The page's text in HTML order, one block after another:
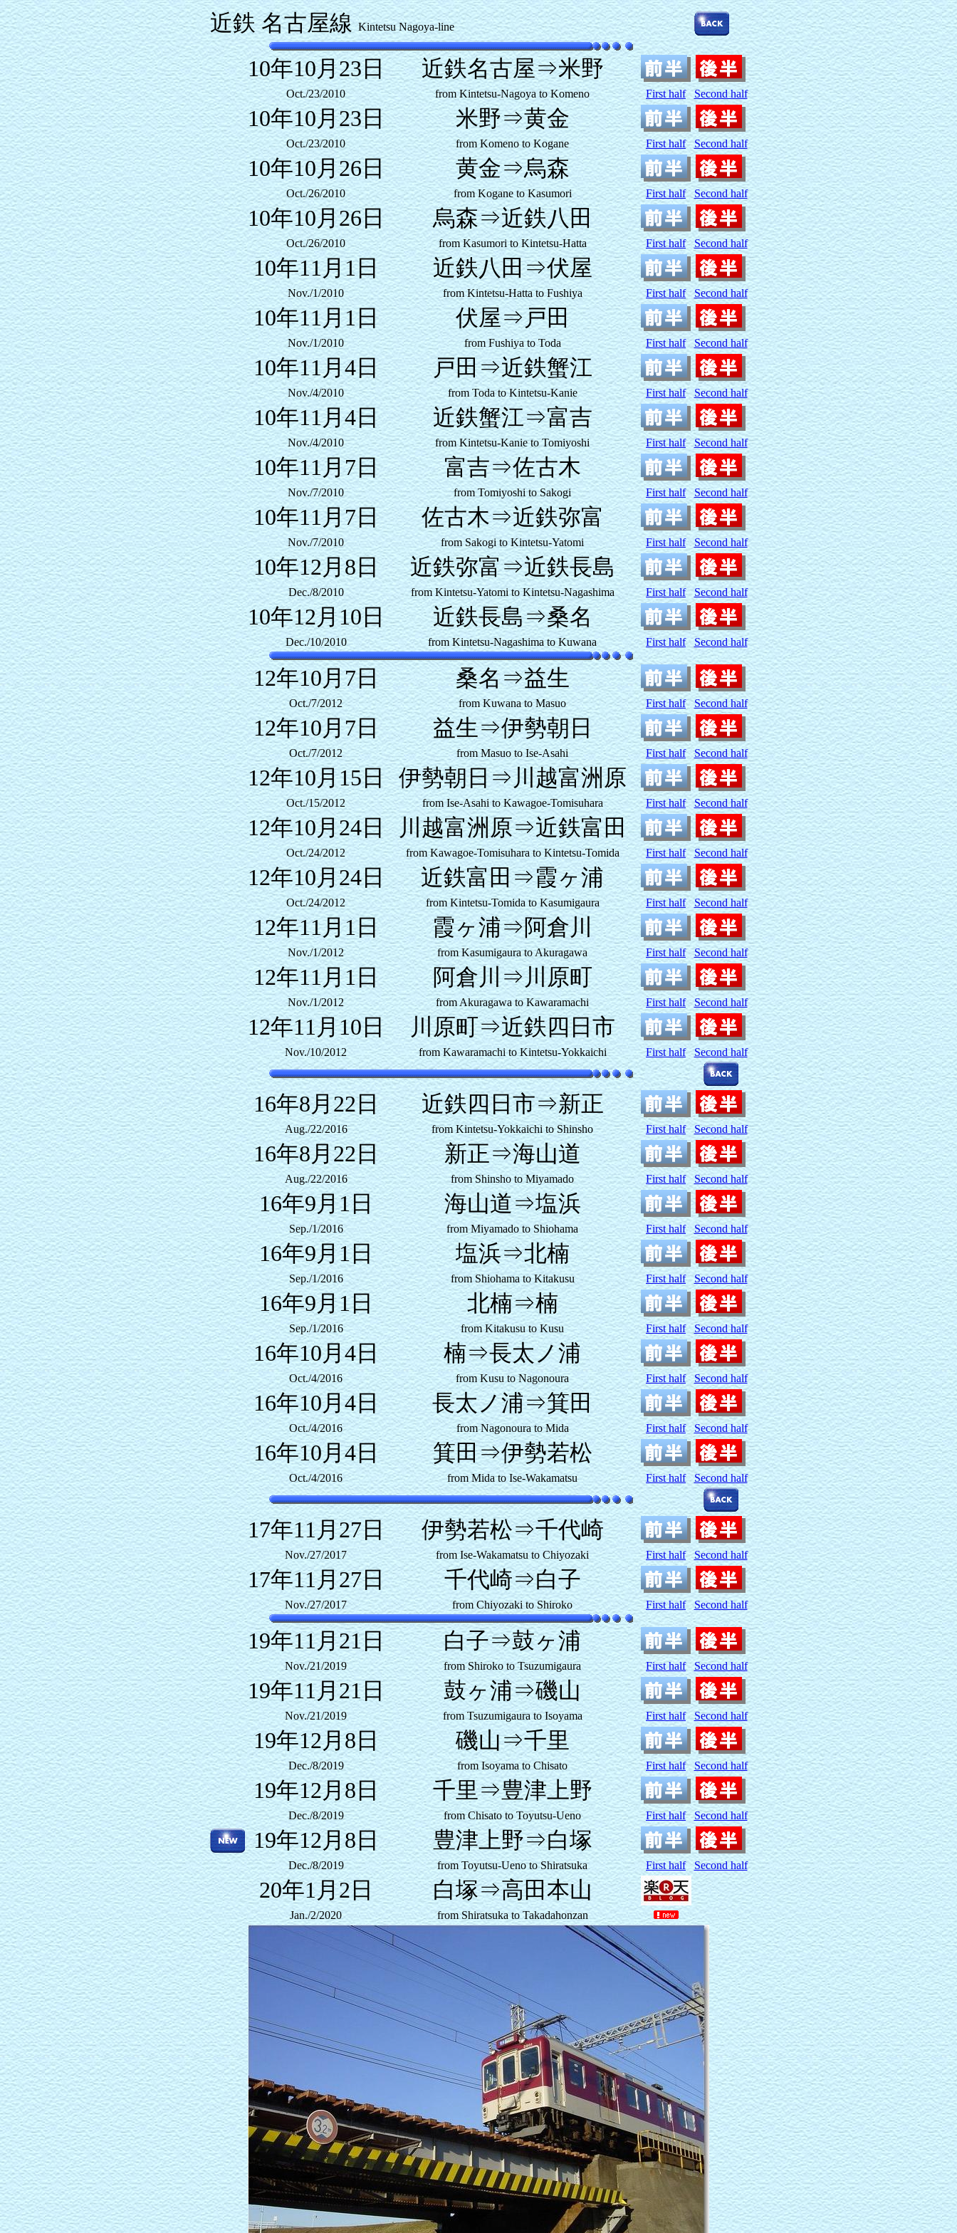
近鉄 名古屋線Kintetsu Nagoya-line
10年10月23日 近鉄名古屋⇒米野
Oct./23/2010 from Kintetsu-Nagoya to Komeno First half Second half
10年10月23日 米野⇒黄金
Oct./23/2010 from Komeno to Kogane First half Second half
10年10月26日 黄金⇒烏森
Oct./26/2010 from Kogane to Kasumori First half Second half
10年10月26日 烏森⇒近鉄八田
Oct./26/2010 from Kasumori to Kintetsu-Hatta First half Second half
10年11月1日 近鉄八田⇒伏屋
Nov./1/2010 from Kintetsu-Hatta to Fushiya First half Second half
10年11月1日 伏屋⇒戸田
Nov./1/2010 from Fushiya to Toda First half Second half
10年11月4日 戸田⇒近鉄蟹江
Nov./4/2010 from Toda to Kintetsu-Kanie First half Second half
10年11月4日 近鉄蟹江⇒富吉
Nov./4/2010 from Kintetsu-Kanie to Tomiyoshi First half Second half
10年11月7日 富吉⇒佐古木
Nov./7/2010 from Tomiyoshi to Sakogi First half Second half
10年11月7日 佐古木⇒近鉄弥富
Nov./7/2010 from Sakogi to Kintetsu-Yatomi First half Second half
10年12月8日 近鉄弥富⇒近鉄長島
Dec./8/2010 from Kintetsu-Yatomi to Kintetsu-Nagashima First half Second half
10年12月10日 近鉄長島⇒桑名
Dec./10/2010 from Kintetsu-Nagashima to Kuwana First half Second half
12年10月7日 桑名⇒益生
Oct./7/2012 from Kuwana to Masuo First half Second half
12年10月7日 益生⇒伊勢朝日
Oct./7/2012 from Masuo to Ise-Asahi First half Second half
12年10月15日 伊勢朝日⇒川越富洲原
Oct./15/2012 from Ise-Asahi to Kawagoe-Tomisuhara First half Second half
12年10月24日 川越富洲原⇒近鉄富田
Oct./24/2012 from Kawagoe-Tomisuhara to Kintetsu-Tomida First half Second half
12年10月24日 近鉄富田⇒霞ヶ浦
Oct./24/2012 from Kintetsu-Tomida to Kasumigaura First half Second half
12年11月1日 霞ヶ浦⇒阿倉川
Nov./1/2012 from Kasumigaura to Akuragawa First half Second half
12年11月1日 阿倉川⇒川原町
Nov./1/2012 from Akuragawa to Kawaramachi First half Second half
12年11月10日 川原町⇒近鉄四日市
Nov./10/2012 from Kawaramachi to Kintetsu-Yokkaichi First half Second half
16年8月22日 近鉄四日市⇒新正
Aug./22/2016 from Kintetsu-Yokkaichi to Shinsho First half Second half
16年8月22日 新正⇒海山道
Aug./22/2016 from Shinsho to Miyamado First half Second half
16年9月1日 海山道⇒塩浜
Sep./1/2016 from Miyamado to Shiohama First half Second half
16年9月1日 塩浜⇒北楠
Sep./1/2016 from Shiohama to Kitakusu First half Second half
16年9月1日 北楠⇒楠
Sep./1/2016 from Kitakusu to Kusu First half Second half
16年10月4日 楠⇒長太ノ浦
Oct./4/2016 from Kusu to Nagonoura First half Second half
16年10月4日 長太ノ浦⇒箕田
Oct./4/2016 from Nagonoura to Mida First half Second half
16年10月4日 箕田⇒伊勢若松
Oct./4/2016 from Mida to Ise-Wakamatsu First half Second half
17年11月27日 伊勢若松⇒千代崎
Nov./27/2017 from Ise-Wakamatsu to Chiyozaki First half Second half
17年11月27日 千代崎⇒白子
Nov./27/2017 from Chiyozaki to Shiroko First half Second half
19年11月21日 白子⇒鼓ヶ浦
Nov./21/2019 from Shiroko to Tsuzumigaura First half Second half
19年11月21日 鼓ヶ浦⇒磯山
Nov./21/2019 from Tsuzumigaura to Isoyama First half Second half
19年12月8日 磯山⇒千里
Dec./8/2019 from Isoyama to Chisato First half Second half
19年12月8日 千里⇒豊津上野
Dec./8/2019 from Chisato to Toyutsu-Ueno First half Second half
19年12月8日 豊津上野⇒白塚
Dec./8/2019 from Toyutsu-Ueno to Shiratsuka First half Second half
20年1月2日 白塚⇒高田本山
Jan./2/2020 from Shiratsuka to Takadahonzan